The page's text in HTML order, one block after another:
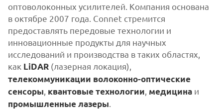
оптоволоконных усилителей. Компания основана
в октябре 2007 года. Connet стремится
предоставлять передовые технологии и
инновационные продукты для научных
исследований и производства в таких областях,
как LiDAR (лазерная локация),
телекоммуникации волоконно-оптические
сенсоры квантовые технологии медицина и
промышленные лазеры